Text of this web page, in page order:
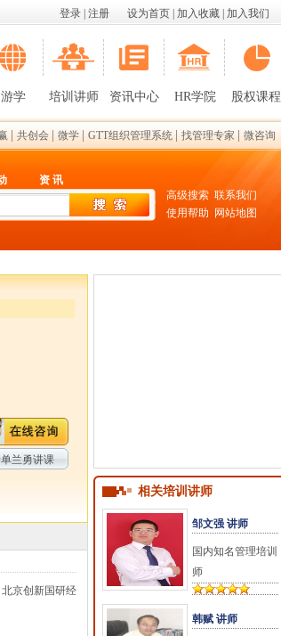
设为首页 加入收藏 加入我们
登录 注册
游学 培训讲师 资讯中心 HR学院 股权课程
共创会 微学 GTT组织管理系统 找管理专家 微咨询
资 讯
高级搜索 联系我们
使用帮助
网站地图
兰勇讲课
京创新国研经
相关培训讲师
邹文强 讲师
国内知名管理培训
师
韩赋 讲师